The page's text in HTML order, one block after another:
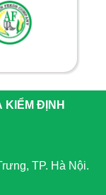
KIỂM ĐỊNH
TP. Hà Nội.